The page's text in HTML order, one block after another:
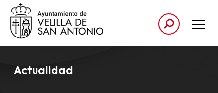
Actualidad